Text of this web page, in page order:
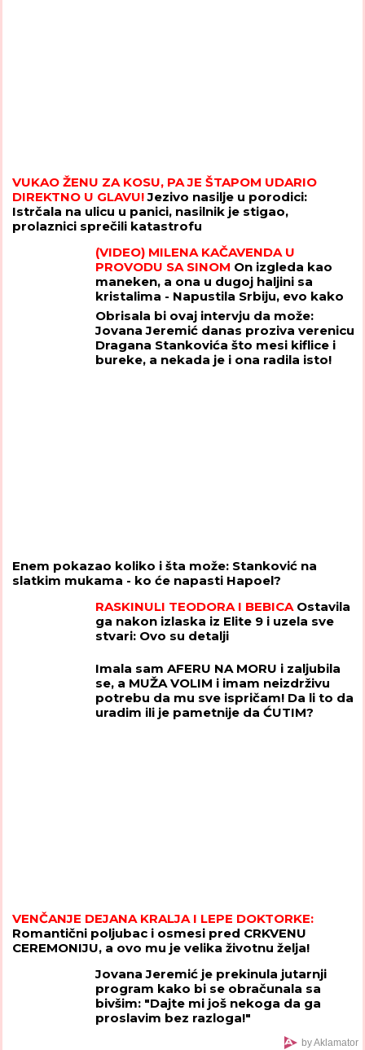
VUKAO ŽENU ZA KOSU, PA JE ŠTAPOM UDARIO
DIREKTNO U GLAVU!Jezivo nasilje u porodici:
Istrčala na ulicu u panici, nasilnik je stigao,
prolaznici sprečili katastrofu
(VIDEO) MILENA KAČAVENDA U
PROVODU SA SINOM On izgleda kao
maneken, a ona u dugoj haljini sa
kristalima - Napustila Srbiju, evo kako
provodi vreme po izlasku iz "Elite 9"
Obrisala bi ovaj intervju da može:
Jovana Jeremić danas proziva verenicu
Dragana Stankovića što mesi kiflice i
bureke, a nekada je i ona radila isto!
Enem pokazao koliko i šta može: Stanković na
slatkim mukama - ko će napasti Hapoel?
RASKINULI TEODORA I BEBICAOstavila
ga nakon izlaska iz Elite 9 i uzela sve
stvari: Ovo su detalji
Imala sam AFERU NA MORU i zaljubila
se, a MUŽA VOLIM i imam neizdrživu
potrebu da mu sve ispričam! Da li to da
uradim ili je pametnije da ĆUTIM?
VENČANJE DEJANA KRALJA I LEPE DOKTORKE:
Romantični poljubac i osmesi pred CRKVENU
CEREMONIJU, a ovo mu je velika životnu želja!
Jovana Jeremić je prekinula jutarnji
program kako bi se obračunala sa
bivšim: "Dajte mi još nekoga da ga
proslavim bez razloga!"
by Aklamator